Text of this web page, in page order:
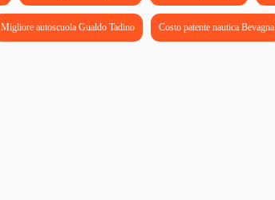
Migliore autoscuola Gualdo Tadino Costo patente nautica Bevagna